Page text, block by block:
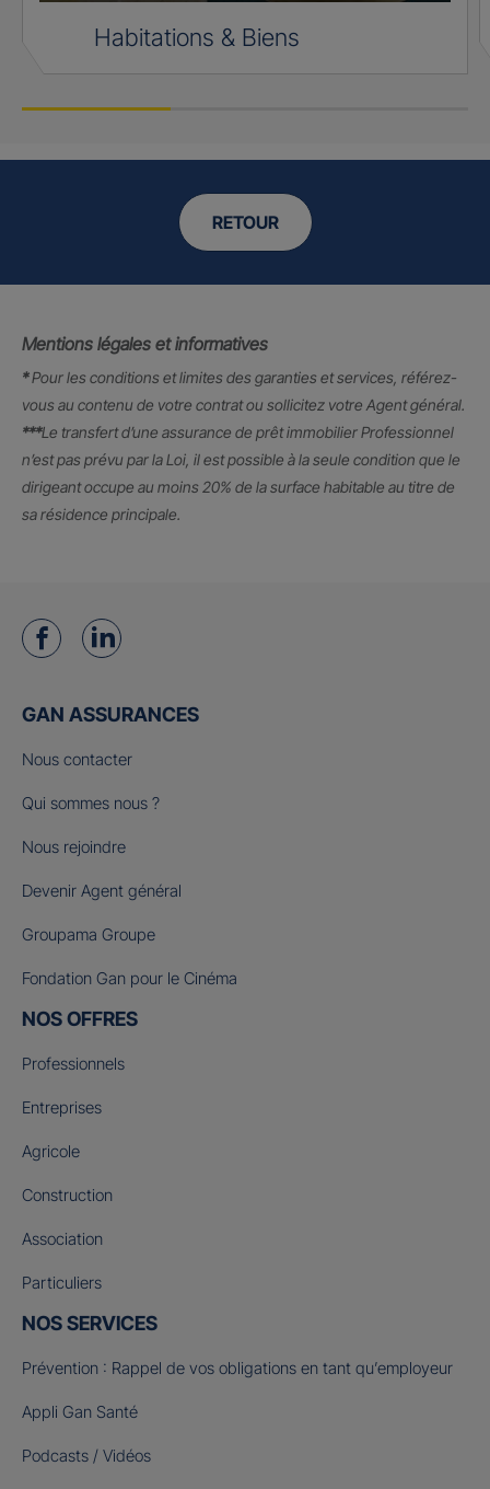
Habitations & Biens
RETOUR
Mentions légales et informatives
*Pour les conditions et limites des garanties et services, référez-
vous au contenu de votre contrat ou sollicitez votre Agent général.
***Le transfert d’une assurance de prêt immobilier Professionnel
n’est pas prévu par la Loi, il est possible à la seule condition que le
dirigeant occupe au moins 20% de la surface habitable au titre de
sa résidence principale.
GAN ASSURANCES
Nous contacter
Qui sommes nous ?
Nous rejoindre
Devenir Agent général
Groupama Groupe
Fondation Gan pour le Cinéma
NOS OFFRES
Professionnels
Entreprises
Agricole
Construction
Association
Particuliers
NOS SERVICES
Prévention : Rappel de vos obligations en tant qu’employeur
Appli Gan Santé
Podcasts / Vidéos